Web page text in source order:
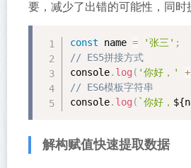
要，减少了出错的可能性，同时
const name = '张三' ;
// ES5拼接方式
console. log ( '你好，' +
// ES6模板字符串
console. log ( `你好， ${
解构赋值快速提取数据